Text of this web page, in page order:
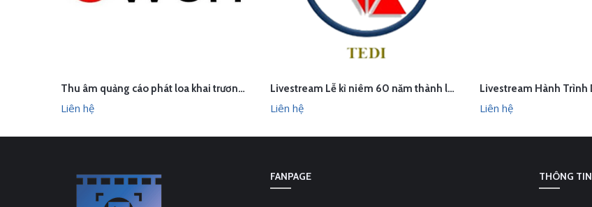
LIÊN HỆ XEM NHANH
Thu âm quảng cáo phát loa khai trương cửa hàng Owen Sơn La
Liên hệ
LIÊN HỆ XEM NHANH
Livestream Lễ kỉ niêm 60 năm thành lập TEDI
Liên hệ
LIÊN HỆ
Liên hệ
FANPAGE THÔNG TIN